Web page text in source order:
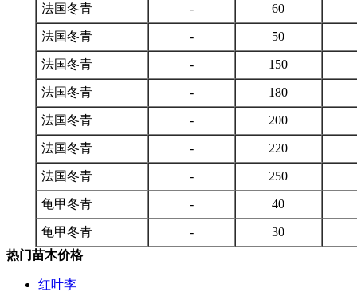
法国冬青 - 60
法国冬青 - 50
法国冬青 - 150
法国冬青 - 180
法国冬青 - 200
法国冬青 - 220
法国冬青 - 250
龟甲冬青 - 40
龟甲冬青 -
30
热门苗木价格
红叶李